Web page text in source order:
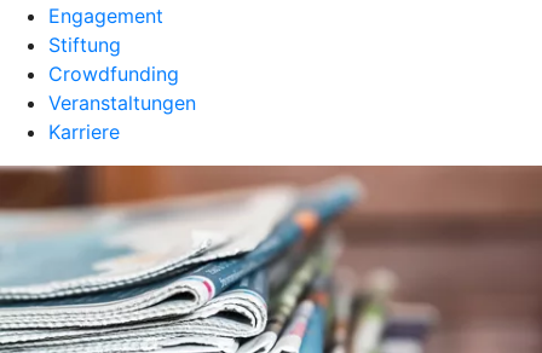
Engagement
Stiftung
Crowdfunding
Veranstaltungen
Karriere